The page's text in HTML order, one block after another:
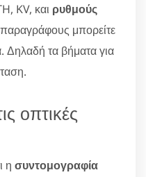
KV, και ρυθμούς
μπορείτε
Δηλαδή τα βήματα για
οπτικές
η συντομογραφία